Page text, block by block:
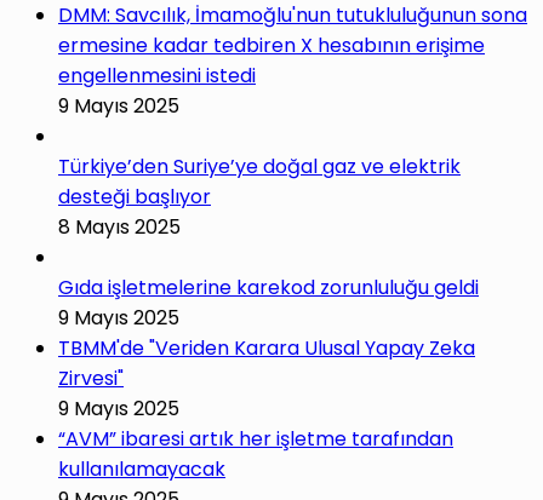
DMM: Savcılık, İmamoğlu'nun tutukluluğunun sona
ermesine kadar tedbiren X hesabının erişime
engellenmesini istedi
9 Mayıs 2025
Türkiye’den Suriye’ye doğal gaz ve elektrik
desteği başlıyor
8 Mayıs 2025
Gıda işletmelerine karekod zorunluluğu geldi
9 Mayıs 2025
TBMM'de "Veriden Karara Ulusal Yapay Zeka
Zirvesi"
9 Mayıs 2025
“AVM” ibaresi artık her işletme tarafından
kullanılamayacak